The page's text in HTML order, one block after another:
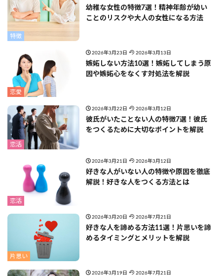
特徴
幼稚な女性の特徴7選！精神年齢が幼い
ことのリスクや大人の女性になる方法
恋愛
2026年3月23日 2026年3月13日
嫉妬しない方法10選！嫉妬してしまう原
因や嫉妬心をなくす対処法を解説
恋活
2026年3月22日 2026年3月12日
彼氏がいたことない人の特徴7選！彼氏
をつくるために大切なポイントを解説
恋活
2026年3月21日 2026年3月12日
好きな人がいない人の特徴や原因を徹底
解説！好きな人をつくる方法とは
片思い
2026年3月20日 2026年7月21日
好きな人を諦める方法11選！片思いを諦
めるタイミングとメリットを解説
2026年3月19日 2026年7月21日